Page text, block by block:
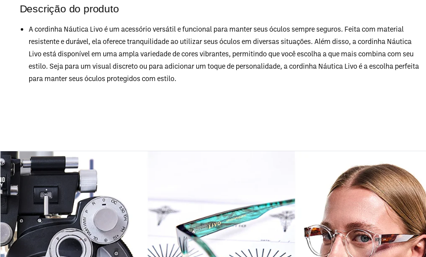
Descrição do produto
A cordinha Náutica Livo é um acessório versátil e funcional para manter seus óculos sempre seguros. Feita com material
resistente e durável, ela oferece tranquilidade ao utilizar seus óculos em diversas situações. Além disso, a cordinha Náutica
Livo está disponível em uma ampla variedade de cores vibrantes, permitindo que você escolha a que mais combina com seu
estilo. Seja para um visual discreto ou para adicionar um toque de personalidade, a cordinha Náutica Livo é a escolha perfeita
para manter seus óculos protegidos com estilo.